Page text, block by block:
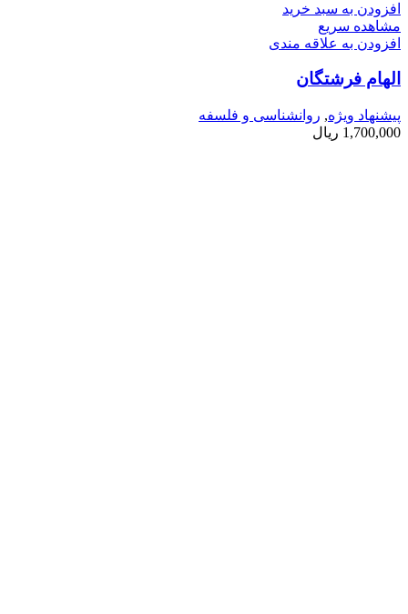
افزودن به سبد خرید
مشاهده سریع
افزودن به علاقه مندی
الهام فرشتگان
پیشنهاد ویژه, روانشناسی و فلسفه
1,700,000 ریال